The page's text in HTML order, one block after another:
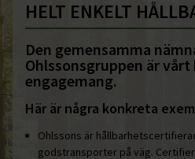
HELT ENKELT
Den gemensamma
Ohlssonsgruppen är vårt
engagemang.
Här är några konkreta
Ohlssons är
godstransporter på väg.